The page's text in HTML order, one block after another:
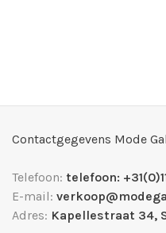
Contactgegevens Mode
Telefoon: telefoon:
E-mail:
Adres: Kapellestraat 34,